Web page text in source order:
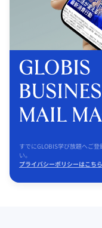
すでにGLOBIS学び放題へご
い。
プライバシーポリシーはこちら